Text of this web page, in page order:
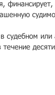
финансирует,
судебном или